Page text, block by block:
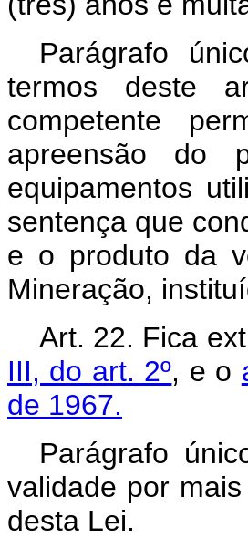
Parágrafo
termos deste
competente
apreensão do
equipamentos
sentença que
e o produto da
Mineração,
Art. 22. Fica
III, do art. 2º, e o
de 1967.
Parágrafo
validade por
desta Lei.